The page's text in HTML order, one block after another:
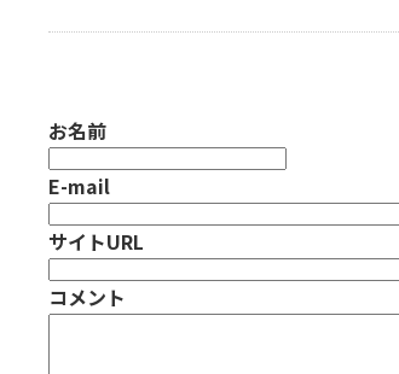
お名前
E-mail
サイトURL
コメント